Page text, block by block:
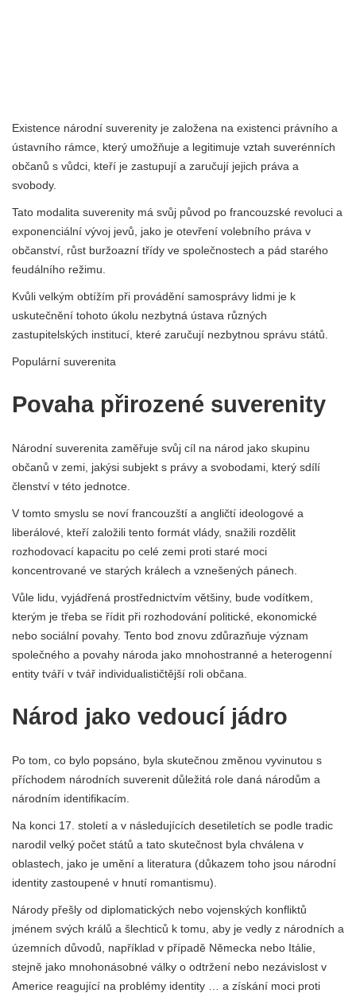
Existence národní suverenity je založena na existenci právního a
ústavního rámce, který umožňuje a legitimuje vztah suverénních
občanů s vůdci, kteří je zastupují a zaručují jejich práva a
svobody.
Tato modalita suverenity má svůj původ po francouzské revoluci a
exponenciální vývoj jevů, jako je otevření volebního práva v
občanství, růst buržoazní třídy ve společnostech a pád starého
feudálního režimu.
Kvůli velkým obtížím při provádění samosprávy lidmi je k
uskutečnění tohoto úkolu nezbytná ústava různých
zastupitelských institucí, které zaručují nezbytnou správu států.
Populární suverenita
Povaha přirozené suverenity
Národní suverenita zaměřuje svůj cíl na národ jako skupinu
občanů v zemi, jakýsi subjekt s právy a svobodami, který sdílí
členství v této jednotce.
V tomto smyslu se noví francouzští a angličtí ideologové a
liberálové, kteří založili tento formát vlády, snažili rozdělit
rozhodovací kapacitu po celé zemi proti staré moci
koncentrované ve starých králech a vznešených pánech.
Vůle lidu, vyjádřená prostřednictvím většiny, bude vodítkem,
kterým je třeba se řídit při rozhodování politické, ekonomické
nebo sociální povahy. Tento bod znovu zdůrazňuje význam
společného a povahy národa jako mnohostranné a heterogenní
entity tváří v tvář individualističtější roli občana.
Národ jako vedoucí jádro
Po tom, co bylo popsáno, byla skutečnou změnou vyvinutou s
příchodem národních suverenit důležitá role daná národům a
národním identifikacím.
Na konci 17. století a v následujících desetiletích se podle tradic
narodil velký počet států a tato skutečnost byla chválena v
oblastech, jako je umění a literatura (důkazem toho jsou národní
identity zastoupené v hnutí romantismu).
Národy přešly od diplomatických nebo vojenských konfliktů
jménem svých králů a šlechticů k tomu, aby je vedly z národních a
územních důvodů, například v případě Německa nebo Itálie,
stejně jako mnohonásobné války o odtržení nebo nezávislost v
Americe reagující na problémy identity … a získání moci proti